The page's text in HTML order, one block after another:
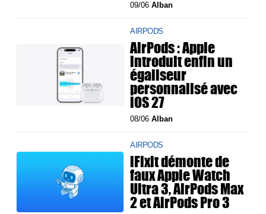
09/06Alban
AIRPODS
AirPods : Apple
introduit enfin un
égaliseur
personnalisé avec
iOS 27
08/06Alban
AIRPODS
iFixit démonte de
faux Apple Watch
Ultra 3, AirPods Max
2 et AirPods Pro 3